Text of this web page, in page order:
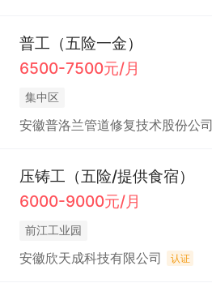
普工（五险一金）
6500-7500元/月
集中区
安徽普洛兰管道修复技术股份公司
压铸工（五险/提供食宿）
6000-9000元/月
前江工业园
安徽欣天成科技有限公司 认证